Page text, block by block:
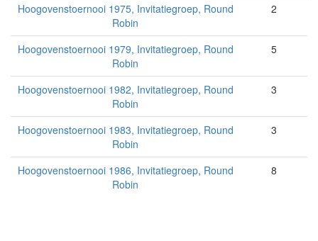
Hoogovenstoernooi 1975, Invitatiegroep, Round
Robin
2
Hoogovenstoernooi 1979, Invitatiegroep, Round
Robin
5
Hoogovenstoernooi 1982, Invitatiegroep, Round
Robin
3
Hoogovenstoernooi 1983, Invitatiegroep, Round
Robin
3
Hoogovenstoernooi 1986, Invitatiegroep, Round
Robin
8